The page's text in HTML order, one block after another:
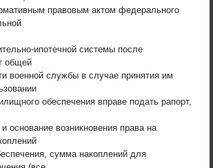
правовым актом федерального
ипотечной системы после
общей
военной службы в случае принятия им
обеспечения вправе подать рапорт,
основание возникновения права на
сумма накоплений для